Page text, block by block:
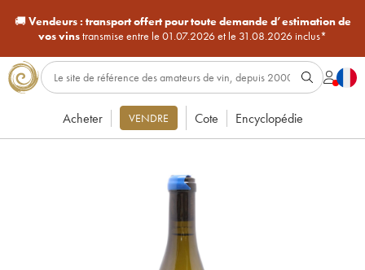
🚚Vendeurs : transport offert pour toute demande d’estimation de
vos vinstransmise entre le 01.07.2026 et le 31.08.2026 inclus*
Acheter VENDRE Cote Encyclopédie